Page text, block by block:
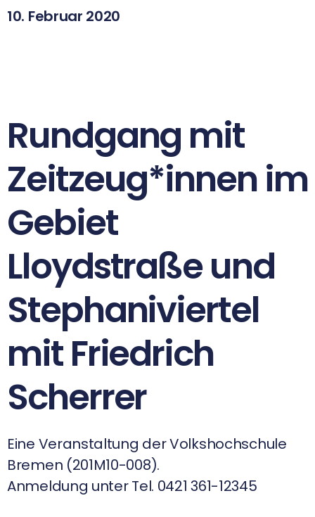
10. Februar 2020
Rundgang mit
Zeitzeug*innen im
Gebiet
Lloydstraße und
Stephaniviertel
mit Friedrich
Scherrer
Eine Veranstaltung der Volkshochschule
Bremen (201M10-008).
Anmeldung unter Tel. 0421 361-12345